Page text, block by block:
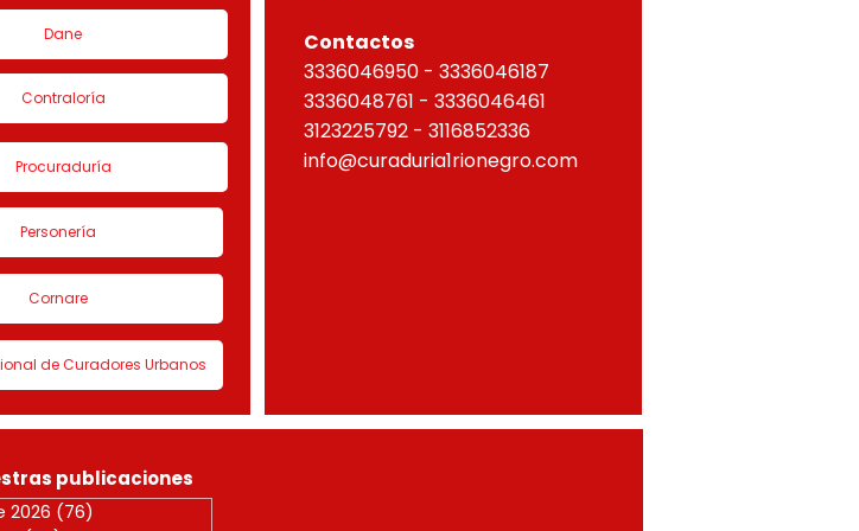
Dane
Contraloría
Procuraduría
Personería
Cornare
de Curadores Urbanos
Contactos
3336046950 - 3336046187
3336048761 - 3336046461
3123225792 - 3116852336
info@curaduria1rionegro.com
publicaciones
2026 (76)